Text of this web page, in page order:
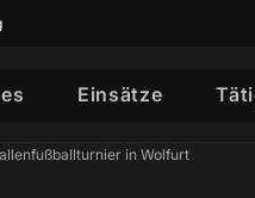
Einsätze
in Wolfurt